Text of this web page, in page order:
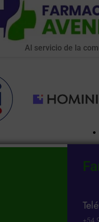
Al servicio de la